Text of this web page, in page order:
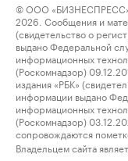
© ООО
2026. Сообщения и
(свидетельство о
выдано Федеральной
информационных
(Роскомнадзор)
издания «РБК»
информации выдано
информационных
(Роскомнадзор)
сопровождаются
Владельцем сайта